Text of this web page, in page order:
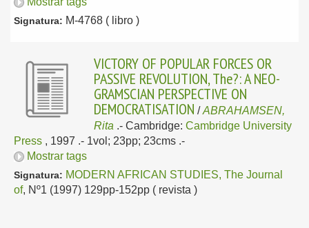
Signatura: M-4768 ( libro )
VICTORY OF POPULAR FORCES OR
PASSIVE REVOLUTION, The?: A NEO-
GRAMSCIAN PERSPECTIVE ON
DEMOCRATISATION /ABRAHAMSEN,
Rita .- Cambridge: Cambridge University
Press , 1997 .- 1vol; 23pp; 23cms .-
Mostrar tags
Signatura: MODERN AFRICAN STUDIES, The Journal
of, Nº1 (1997) 129pp-152pp ( revista )